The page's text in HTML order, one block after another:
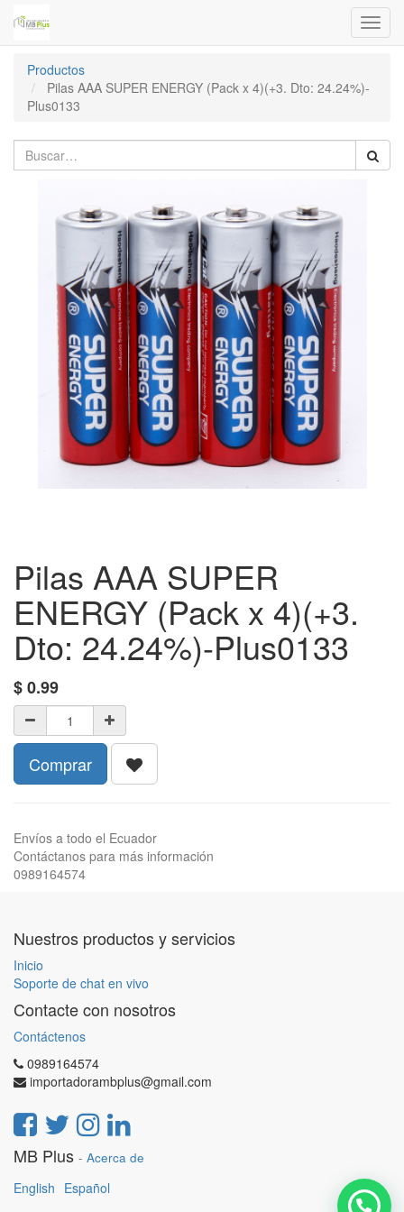
Menú
de
Productos
Pilas AAA SUPER ENERGY (Pack x 4)(+3. Dto: 24.24%)-
Plus0133
Pilas AAA SUPER
ENERGY (Pack x 4)(+3.
Dto: 24.24%)-Plus0133
$0.99
Comprar
Envíos a todo el Ecuador
Contáctanos para más información
0989164574
Nuestros productos y servicios
Inicio
Soporte de chat en vivo
Contacte con nosotros
Contáctenos
0989164574
importadorambplus@gmail.com
MB Plus - Acerca de
English Español